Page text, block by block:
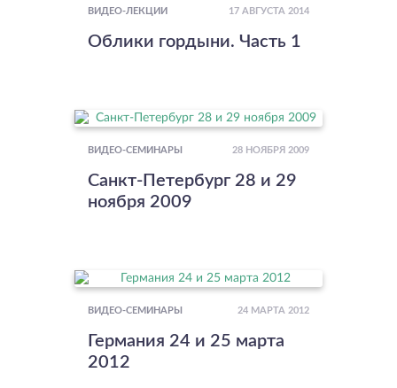
ВИДЕО-ЛЕКЦИИ 17 АВГУСТА 2014
Облики гордыни. Часть 1
ВИДЕО-СЕМИНАРЫ 28 НОЯБРЯ 2009
Санкт-Петербург 28 и 29
ноября 2009
ВИДЕО-СЕМИНАРЫ 24 МАРТА 2012
Германия 24 и 25 марта
2012